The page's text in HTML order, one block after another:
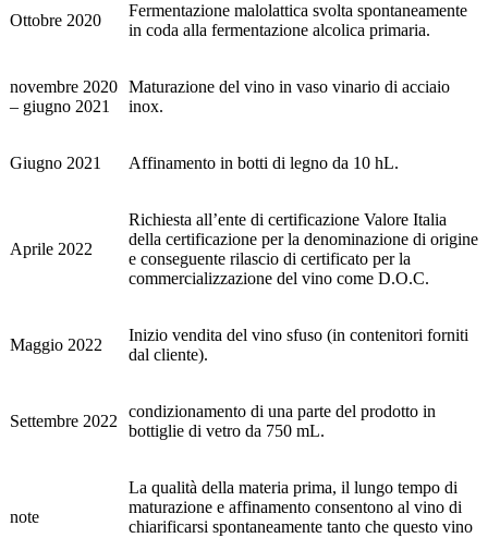
Ottobre 2020
Fermentazione malolattica svolta spontaneamente
in coda alla fermentazione alcolica primaria.
novembre 2020
– giugno 2021
Maturazione del vino in vaso vinario di acciaio
inox.
Giugno 2021 Affinamento in botti di legno da 10 hL.
Aprile 2022
Richiesta all’ente di certificazione Valore Italia
della certificazione per la denominazione di origine
e conseguente rilascio di certificato per la
commercializzazione del vino come D.O.C.
Maggio 2022
Inizio vendita del vino sfuso (in contenitori forniti
dal cliente).
Settembre 2022
condizionamento di una parte del prodotto in
bottiglie di vetro da 750 mL.
note
La qualità della materia prima, il lungo tempo di
maturazione e affinamento consentono al vino di
chiarificarsi spontaneamente tanto che questo vino